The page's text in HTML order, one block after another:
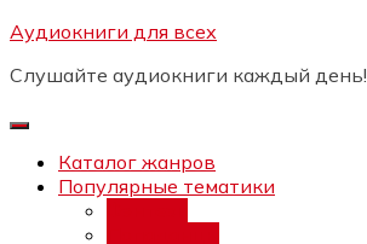
Перейти
содержимому
Аудиокниги для всех
Слушайте аудиокниги каждый день!
Каталог жанров
Популярные тематики
Бесплатный интенсив:
каналов"